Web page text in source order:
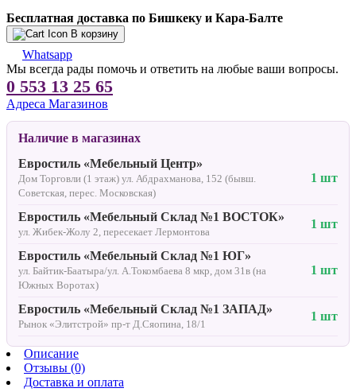
Бесплатная доставка по Бишкеку и Кара-Балте
В корзину
Whatsapp
Мы всегда рады помочь и ответить на любые ваши вопросы.
0 553 13 25 65
Адреса Магазинов
Наличие в магазинах
Евростиль «Мебельный Центр»
Дом Торговли (1 этаж) ул. Абдрахманова, 152 (бывш.
Советская, перес. Московская)
1 шт
Евростиль «Мебельный Склад №1 ВОСТОК»
ул. Жибек-Жолу 2, пересекает Лермонтова
1 шт
Евростиль «Мебельный Склад №1 ЮГ»
ул. Байтик-Баатыра/ул. А.Токомбаева 8 мкр, дом 31в (на
Южных Воротах)
1 шт
Евростиль «Мебельный Склад №1 ЗАПАД»
Рынок «Элитстрой» пр-т Д.Сяопина, 18/1
1 шт
Описание
Отзывы (0)
Доставка и оплата